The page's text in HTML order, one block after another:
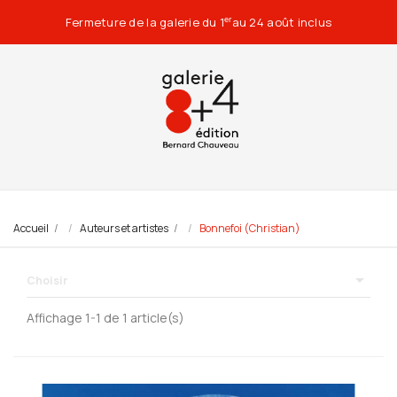
Fermeture de la galerie du 1erau 24 août inclus
Accueil Auteurs et artistes Bonnefoi (Christian)
Choisir 
Affichage 1-1 de 1 article(s)